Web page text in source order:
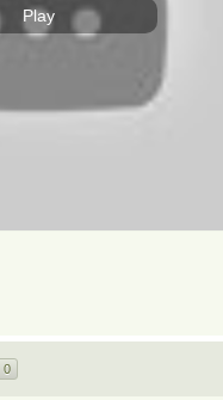
0